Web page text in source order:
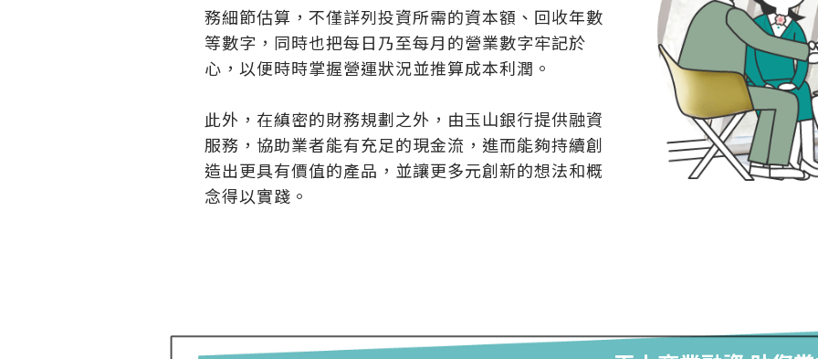
務細節估算，不僅詳列投資所需的資本額、回收年數
等數字，同時也把每日乃至每月的營業數字牢記於
心，以便時時掌握營運狀況並推算成本利潤。
此外，在縝密的財務規劃之外，由玉山銀行提供融資
服務，協助業者能有充足的現金流，進而能夠持續創
造出更具有價值的產品，並讓更多元創新的想法和概
念得以實踐。